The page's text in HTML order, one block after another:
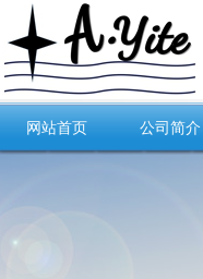
网站首页 公司简介